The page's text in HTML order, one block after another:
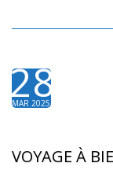
28
MAR 2025
VOYAGE À